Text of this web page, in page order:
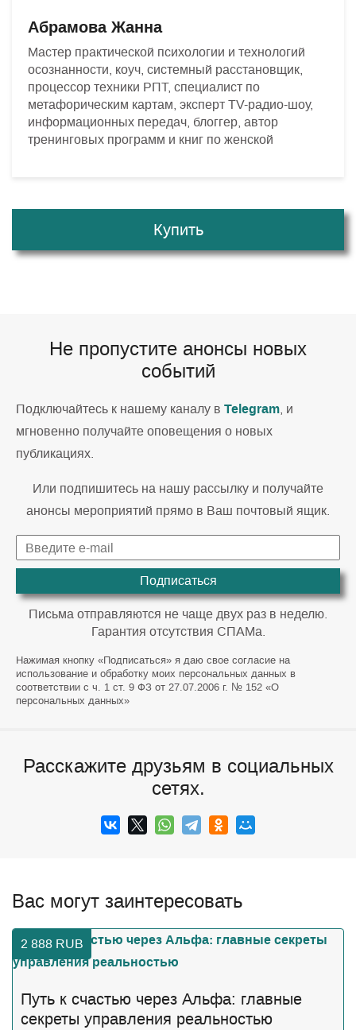
Абрамова Жанна
Мастер практической психологии и технологий
осознанности, коуч, системный расстановщик,
процессор техники РПТ, специалист по
метафорическим картам, эксперт TV-радио-шоу,
информационных передач, блоггер, автор
тренинговых программ и книг по женской
Купить
Не пропустите анонсы новых
событий
Подключайтесь к нашему каналу в Telegram, и
мгновенно получайте оповещения о новых
публикациях.
Или подпишитесь на нашу рассылку и получайте
анонсы мероприятий прямо в Ваш почтовый ящик.
Подписаться
Письма отправляются не чаще двух раз в неделю.
Гарантия отсутствия СПАМа.
Нажимая кнопку «Подписаться» я даю свое согласие на
использование и обработку моих персональных данных в
соответствии с ч. 1 ст. 9 ФЗ от 27.07.2006 г. № 152 «О
персональных данных»
Расскажите друзьям в социальных
сетях.
Вас могут заинтересовать
2 888 RUB
Путь к счастью через Альфа: главные
секреты управления реальностью